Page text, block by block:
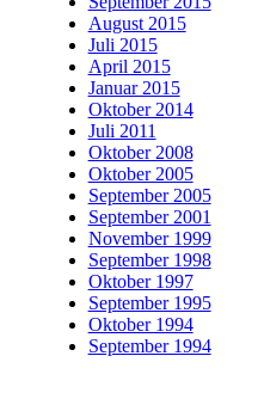
August 2015
Juli 2015
April 2015
Januar 2015
Oktober 2014
Juli 2011
Oktober 2008
Oktober 2005
September 2005
September 2001
November 1999
September 1998
Oktober 1997
September 1995
Oktober 1994
September 1994